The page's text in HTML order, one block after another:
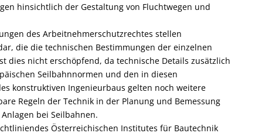
hinsichtlich der Gestaltung von Fluchtwegen und
des Arbeitnehmerschutzrechtes stellen
die die technischen Bestimmungen der einzelnen
dies nicht erschöpfend, da technische Details zusätzlich
Seilbahnnormen und den in diesen
konstruktiven Ingenieurbaus gelten noch weitere
Regeln der Technik in der Planung und Bemessung
bei Seilbahnen.
Österreichischen Institutes für Bautechnik